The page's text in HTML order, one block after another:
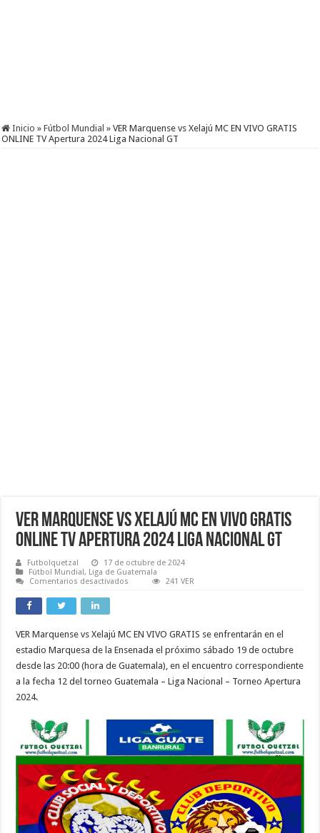
Inicio » Fútbol Mundial » VER Marquense vs Xelajú MC EN VIVO GRATIS
ONLINE TV Apertura 2024 Liga Nacional GT
VER Marquense vs Xelajú MC EN VIVO GRATIS
ONLINE TV Apertura 2024 Liga Nacional GT
Futbolquetzal
17 de octubre de 2024
Fútbol Mundial, Liga de Guatemala
Comentarios desactivados
EN
GRATIS
ONLINE
Apertura
GT
241 VER
VER Marquense vs Xelajú MC EN VIVO GRATIS se enfrentarán en el
estadio Marquesa de la Ensenada el próximo sábado 19 de octubre
desde las 20:00 (hora de Guatemala), en el encuentro correspondiente
a la fecha 12 del torneo Guatemala – Liga Nacional – Torneo Apertura
2024.